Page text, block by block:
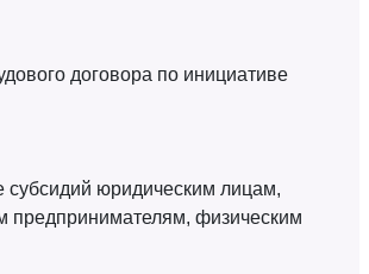
договора по инициативе
субсидий юридическим лицам,
предпринимателям, физическим